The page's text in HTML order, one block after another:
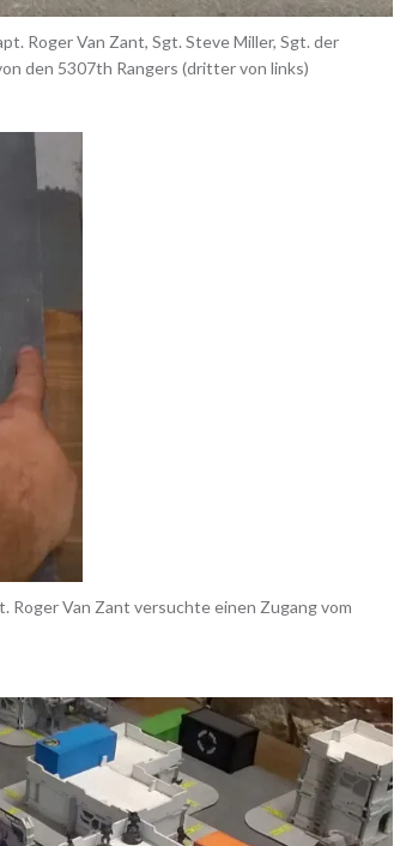
Roger Van Zant, Sgt. Steve Miller, Sgt. der
den 5307th Rangers (dritter von links)
Roger Van Zant versuchte einen Zugang vom